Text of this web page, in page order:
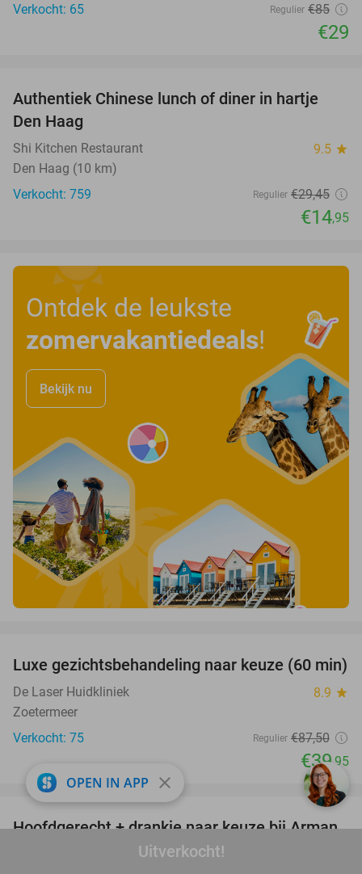
Uitverkocht!
Verkocht: 65
Regulier €85
€29
49%
Authentiek Chinese lunch of diner in hartje
Den Haag
Shi Kitchen Restaurant 9.5 star
Den Haag (10 km)
Verkocht: 759
Regulier €29,45
€14,95
Ontdek de leukste
zomervakantiedeals!
Bekijk nu
54%
Luxe gezichtsbehandeling naar keuze (60 min)
De Laser Huidkliniek 8.9 star
Zoetermeer
Verkocht: 75
Regulier €87,50
€39 ,95
30%
favorite_border
Hoofdgerecht + drankje naar keuze bij Arman
Uyghur Restaurant in hartje Den Haag
OPEN IN APP close